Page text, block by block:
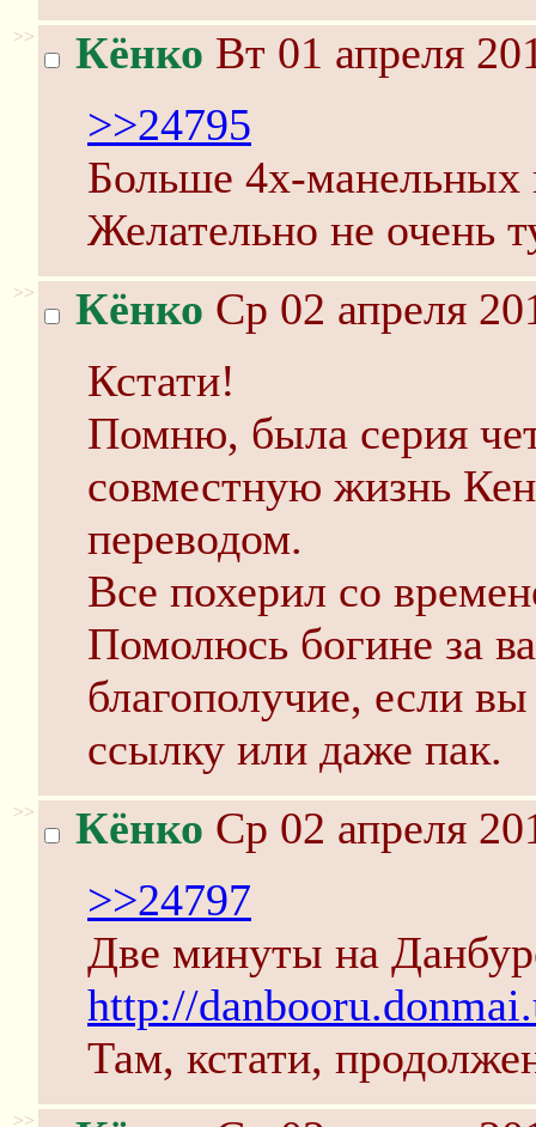
>> Кёнко Вт 01 апреля
>>24795
Больше 4х-манельных
Желательно не очень
>> Кёнко Ср 02 апреля
Кстати!
Помню, была серия
совместную жизнь
переводом.
Все похерил со
Помолюсь богине за
благополучие, если
ссылку или даже пак.
>> Кёнко Ср 02 апреля
>>24797
Две минуты на
http://
Там, кстати,
>>